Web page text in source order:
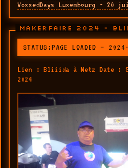
VoxxedDays Luxembourg - 20
MAKERFAIRE 2024 -
STATUS:PAGE LOADED —
Lien : Bliiida à Metz Date :
2024